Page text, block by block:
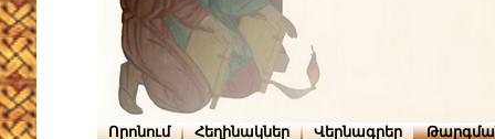
Որոնում Հեղինակներ Վերնագրեր